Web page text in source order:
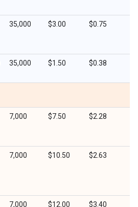
35,000 $3.00 $0.75
35,000 $1.50 $0.38
7,000 $7.50 $2.28
7,000 $10.50 $2.63
7,000 $12.00 $3.40